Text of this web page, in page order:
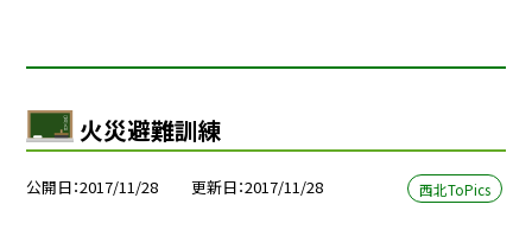
火災避難訓練
公開日 2017/11/28 更新日 2017/11/28 西北ToPics